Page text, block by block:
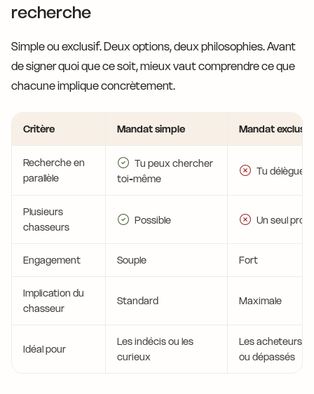
recherche
Simple ou exclusif. Deux options, deux philosophies. Avant
de signer quoi que ce soit, mieux vaut comprendre ce que
chacune implique concrètement.
Critère Mandat simple Mandat exclusif
Recherche en
parallèle
Tu peux chercher
toi-même
Tu
Plusieurs
chasseurs
Possible Un seul
Engagement Souple Fort
Implication du
chasseur
Standard Maximale
Idéal pour
Les indécis ou les
curieux
Les acheteurs
ou dépassés